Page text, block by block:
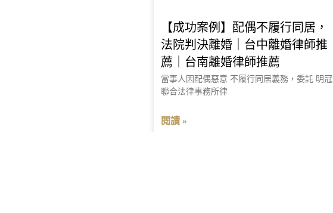
【成功案例】配偶不履行同居，
法院判決離婚｜台中離婚律師推
薦｜台南離婚律師推薦
當事人因配偶惡意 不履行同居義務，委託 明冠
聯合法律事務所律
閱讀 »